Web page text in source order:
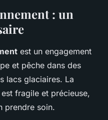
: un
est un engagement
et pêche dans des
lacs glaciaires. La
fragile et précieuse,
prendre soin.